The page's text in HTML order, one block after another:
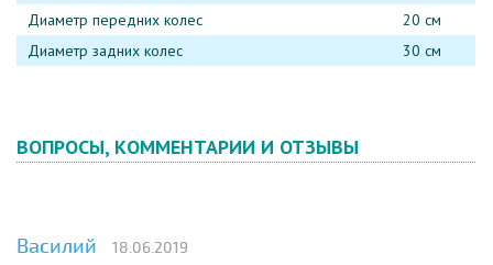
Диаметр передних колес
20 см
Диаметр задних колес
30 см
ВОПРОСЫ, КОММЕНТАРИИ И ОТЗЫВЫ
Василий 18.06.2019